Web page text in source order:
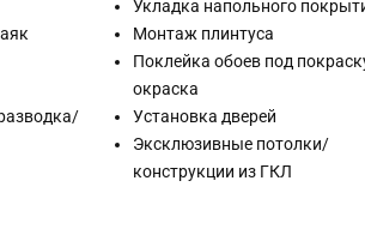
Укладка напольного
Монтаж плинтуса
Поклейка обоев под
окраска
Установка дверей
Эксклюзивные потолки/
конструкции из ГКЛ